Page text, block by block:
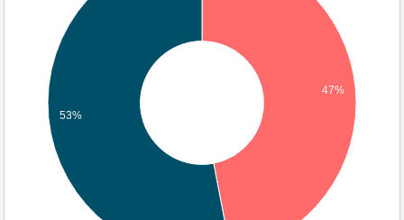
47%
53%